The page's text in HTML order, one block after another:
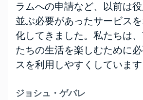
ラムへの申請など、以前は
並ぶ必要があったサービス
化してきました。私たちは
たちの生活を楽しむために
スを利用しやすくしています
ジョシュ・ゲバレ